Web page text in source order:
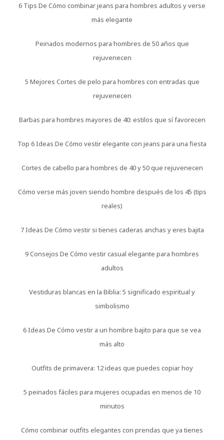
6 Tips De Cómo combinar jeans para hombres adultos y verse
más elegante
Peinados modernos para hombres de 50 años que
rejuvenecen
5 Mejores Cortes de pelo para hombres con entradas que
rejuvenecen
Barbas para hombres mayores de 40: estilos que sí favorecen
Top 6 Ideas De Cómo vestir elegante con jeans para una fiesta
Cortes de cabello para hombres de 40 y 50 que rejuvenecen
Cómo verse más joven siendo hombre después de los 45 (tips
reales)
7 Ideas De Cómo vestir si tienes caderas anchas y eres bajita
9 Consejos De Cómo vestir casual elegante para hombres
adultos
Vestiduras blancas en la Biblia: 5 significado espiritual y
simbolismo
6 Ideas De Cómo vestir a un hombre bajito para que se vea
más alto
Outfits de primavera: 12 ideas que puedes copiar hoy
5 peinados fáciles para mujeres ocupadas en menos de 10
minutos
Cómo combinar outfits elegantes con prendas que ya tienes